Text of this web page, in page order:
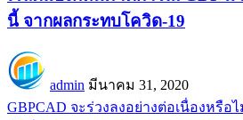
นี้ จากผลกระทบโควิด-19
admin มีนาคม 31, 2020
GBPCAD จะร่วงลงอย่างต่อเนื่องหรือไ